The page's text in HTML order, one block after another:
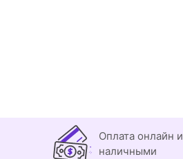
Оплата онлайн и
наличными